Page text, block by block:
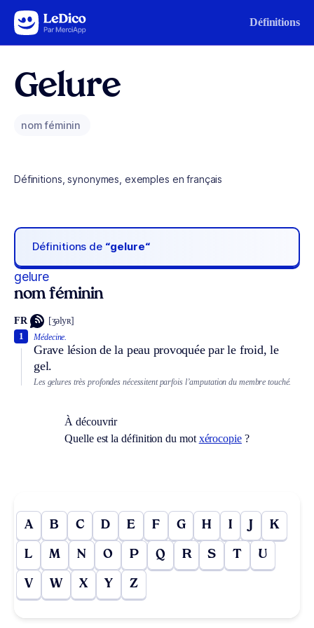
Aller au contenu Définitions
Gelure
nom féminin
Définitions, synonymes, exemples en français
Définitions de “gelure“
gelure
nom féminin
FR [ʒəlyʀ]
Médecine.
Grave lésion de la peau provoquée par le froid, le
gel.
1
Les gelures très profondes nécessitent parfois l’amputation du membre touché.
À découvrir
Quelle est la définition du mot xérocopie?
A B C D E F G H I J K
L M N O P Q R S T U
V W X Y Z